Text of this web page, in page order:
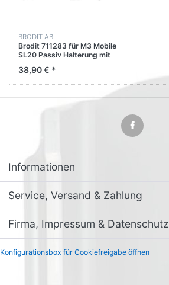
BRODIT AB
Brodit 711283 für M3 Mobile
SL20 Passiv Halterung mit
38,90 € *
Informationen
Service, Versand & Zahlung
Firma, Impressum & Datenschutz
Konfigurationsbox für Cookiefreigabe öffnen